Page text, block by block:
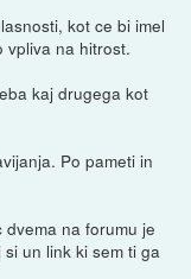
kot ce bi imel
vpliva na hitrost.
kaj drugega kot
Po pameti in
na forumu je
un link ki sem ti ga